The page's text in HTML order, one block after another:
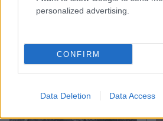
personalized advertising.
CONFIRM
Data Deletion Data Access
Αν τα χάσατε